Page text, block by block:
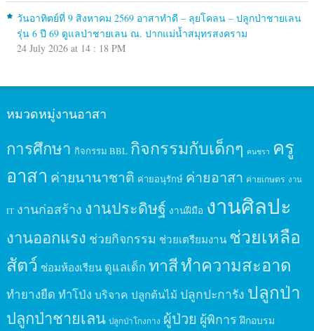
วันอาทิตย์ที่ 9 สิงหาคม 2569 อาสาทำดี – ลุยโคลน – ปลูกป่าชายเลน
รุ่น 6 ปี 69 ดูแลป่าชายเลน ณ. ปากแม่น้ำสมุทรสงคราม
24 July 2026 at 14 : 18 PM
หมวดหมู่งานอาสา
การศึกษา กิจกรรม BBL กิจกรรมกับเด็กๆ คนชรา ครู
อาสา ค่ายนานาชาติ ค่ายอนุรักษ์ ค่ายอาสา ค่ายเกษตร งาน
IT งานก่อสร้าง งานประดิษฐ์ งานฝีมือ งานศิลปะ
งานออกแรง ช่วยกิจกรรม ช่วยเตรียมงาน ช่วยเหลือ
สัตว์ ซ่อมห้องเรียน ดูแลเด็ก ทาสีทำความสะอาด
ทำยางยืด ทำโป่ง บริจาค ปลูกต้นไม้ ปลูกปะการัง ปลูกป่า
ปลูกป่าชายเลน ปลูกป่าโกงกาง ผู้ป่วย ผู้พิการ ฝึกอบรม